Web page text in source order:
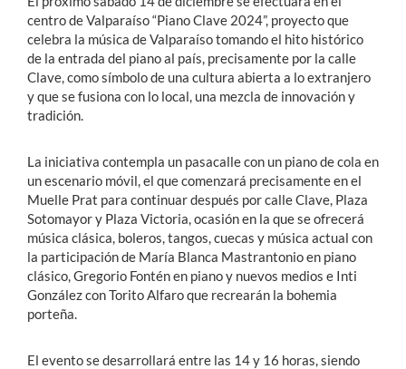
centro de Valparaíso “Piano Clave 2024”, proyecto que
celebra la música de Valparaíso tomando el hito histórico
de la entrada del piano al país, precisamente por la calle
Clave, como símbolo de una cultura abierta a lo extranjero
y que se fusiona con lo local, una mezcla de innovación y
tradición.
La iniciativa contempla un pasacalle con un piano de cola en
un escenario móvil, el que comenzará precisamente en el
Muelle Prat para continuar después por calle Clave, Plaza
Sotomayor y Plaza Victoria, ocasión en la que se ofrecerá
música clásica, boleros, tangos, cuecas y música actual con
la participación de María Blanca Mastrantonio en piano
clásico, Gregorio Fontén en piano y nuevos medios e Inti
González con Torito Alfaro que recrearán la bohemia
porteña.
El evento se desarrollará entre las 14 y 16 horas, siendo